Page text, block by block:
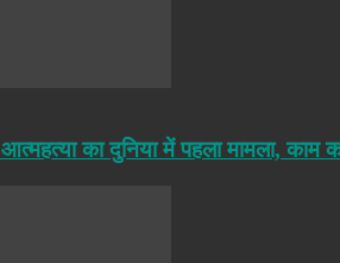
का दुनिया में पहला मामला, काम